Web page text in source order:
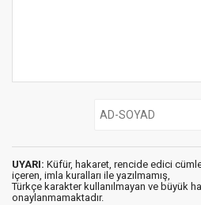
UYARI: Küfür, hakaret, rencide edici
içeren, imla kuralları ile yazılmamış,
Türkçe karakter kullanılmayan ve büyük
onaylanmamaktadır.